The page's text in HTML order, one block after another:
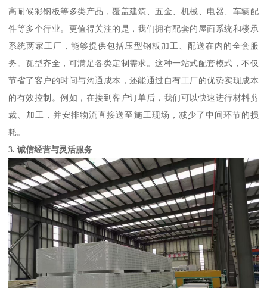
高耐候彩钢板等多类产品，覆盖建筑、五金、机械、电器、车辆配
件等多个行业。更值得关注的是，我们拥有配套的屋面系统和楼承
系统两家工厂，能够提供包括压型钢板加工、配送在内的全套服
务。瓦型齐全，可满足各类定制需求。这种一站式配套模式，不仅
节省了客户的时间与沟通成本，还能通过自有工厂的优势实现成本
的有效控制。例如，在接到客户订单后，我们可以快速进行材料剪
裁、加工，并安排物流直接送至施工现场，减少了中间环节的损
耗。
3. 诚信经营与灵活服务